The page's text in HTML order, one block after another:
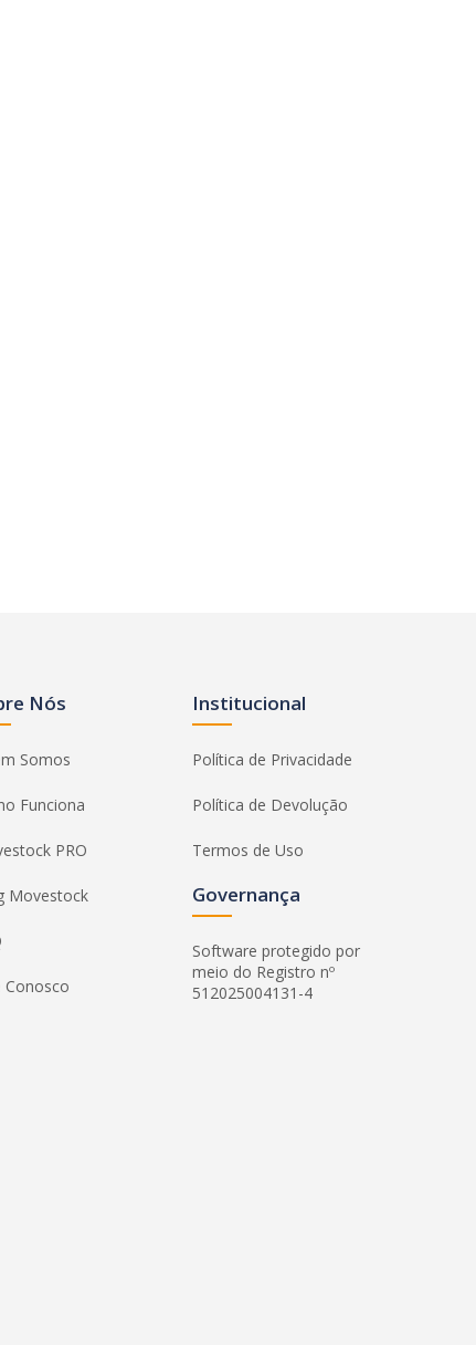
Nós
Somos
Funciona
PRO
Movestock
Conosco
Institucional
Política de Privacidade
Política de Devolução
Termos de Uso
Governança
Software protegido por
meio do Registro nº
512025004131-4